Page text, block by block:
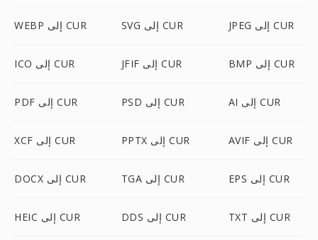
WEBP إلى CUR SVG إلى CUR JPEG إلى CUR
ICO إلى CUR JFIF إلى CUR BMP إلى CUR
PDF إلى CUR PSD إلى CUR AI إلى CUR
XCF إلى CUR PPTX إلى CUR AVIF إلى CUR
DOCX إلى CUR TGA إلى CUR EPS إلى CUR
HEIC إلى CUR DDS إلى CUR TXT إلى CUR